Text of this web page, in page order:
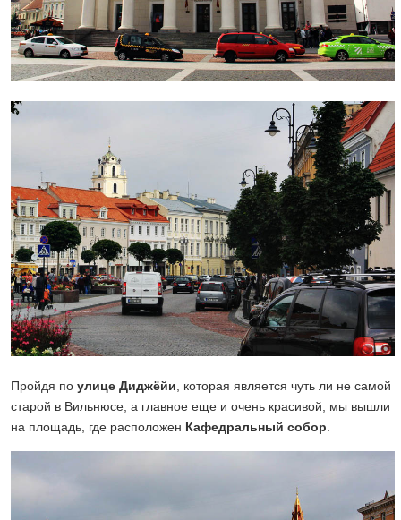
Пройдя по улице Диджёйи, которая является чуть ли не самой
старой в Вильнюсе, а главное еще и очень красивой, мы вышли
на площадь, где расположен Кафедральный собор.